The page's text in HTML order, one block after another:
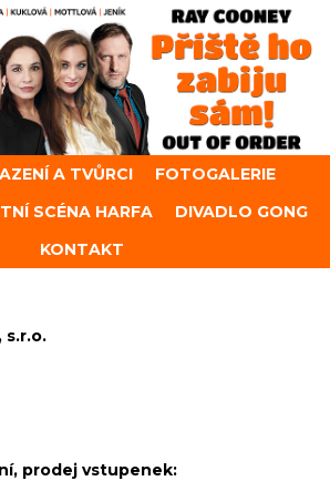
A TVŮRCI
FOTOGALERIE
SCÉNA HARFA
DIVADLO GONG
KONTAKT
s.r.o.
prodej vstupenek: